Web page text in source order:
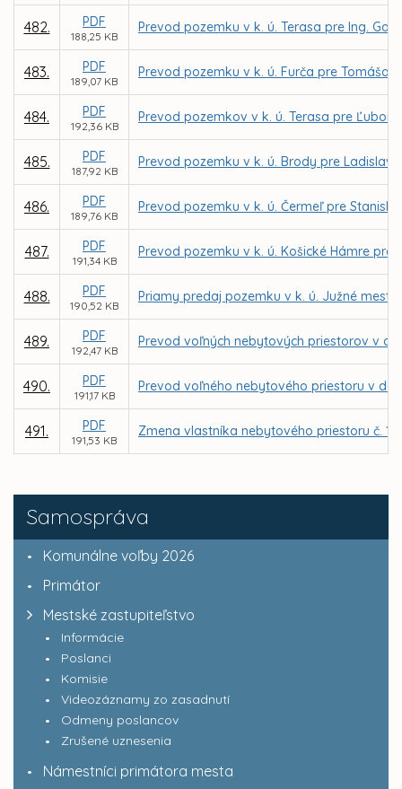
Samospráva
Komunálne voľby 2026
Primátor
Mestské zastupiteľstvo
Informácie
Poslanci
Komisie
Videozáznamy zo zasadnutí
Odmeny poslancov
Zrušené uznesenia
Námestníci primátora mesta
482. PDF
188,25 KB
Prevod pozemku v k. ú. Terasa pre Ing.
483. PDF
189,07 KB
Prevod pozemku v k. ú. Furča pre Tomáša
484. PDF
192,36 KB
Prevod pozemkov v k. ú. Terasa pre
485. PDF
187,92 KB
Prevod pozemku v k. ú. Brody pre
486. PDF
189,76 KB
Prevod pozemku v k. ú. Čermeľ pre
487. PDF
191,34 KB
Prevod pozemku v k. ú. Košické Hámre pre
488. PDF
190,52 KB
Priamy predaj pozemku v k. ú. Južné mesto
489. PDF
192,47 KB
Prevod voľných nebytových priestorov v
490. PDF
191,17 KB
Prevod voľného nebytového priestoru v
491. PDF
191,53 KB
Zmena vlastníka nebytového priestoru č.